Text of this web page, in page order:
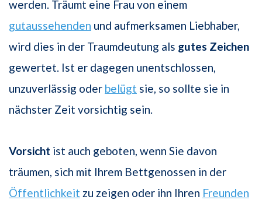
werden. Träumt eine Frau von einem
gutaussehenden und aufmerksamen Liebhaber,
wird dies in der Traumdeutung als gutes Zeichen
gewertet. Ist er dagegen unentschlossen,
unzuverlässig oder belügt sie, so sollte sie in
nächster Zeit vorsichtig sein.
Vorsicht ist auch geboten, wenn Sie davon
träumen, sich mit Ihrem Bettgenossen in der
Öffentlichkeit zu zeigen oder ihn Ihren Freunden